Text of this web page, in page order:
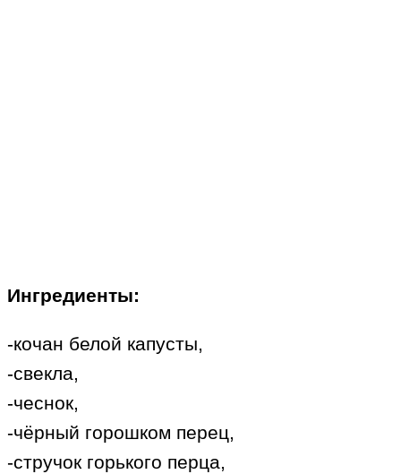
Ингредиенты:
-кочан белой капусты,
-свекла,
-чеснок,
-чёрный горошком перец,
-стручок горького перца,